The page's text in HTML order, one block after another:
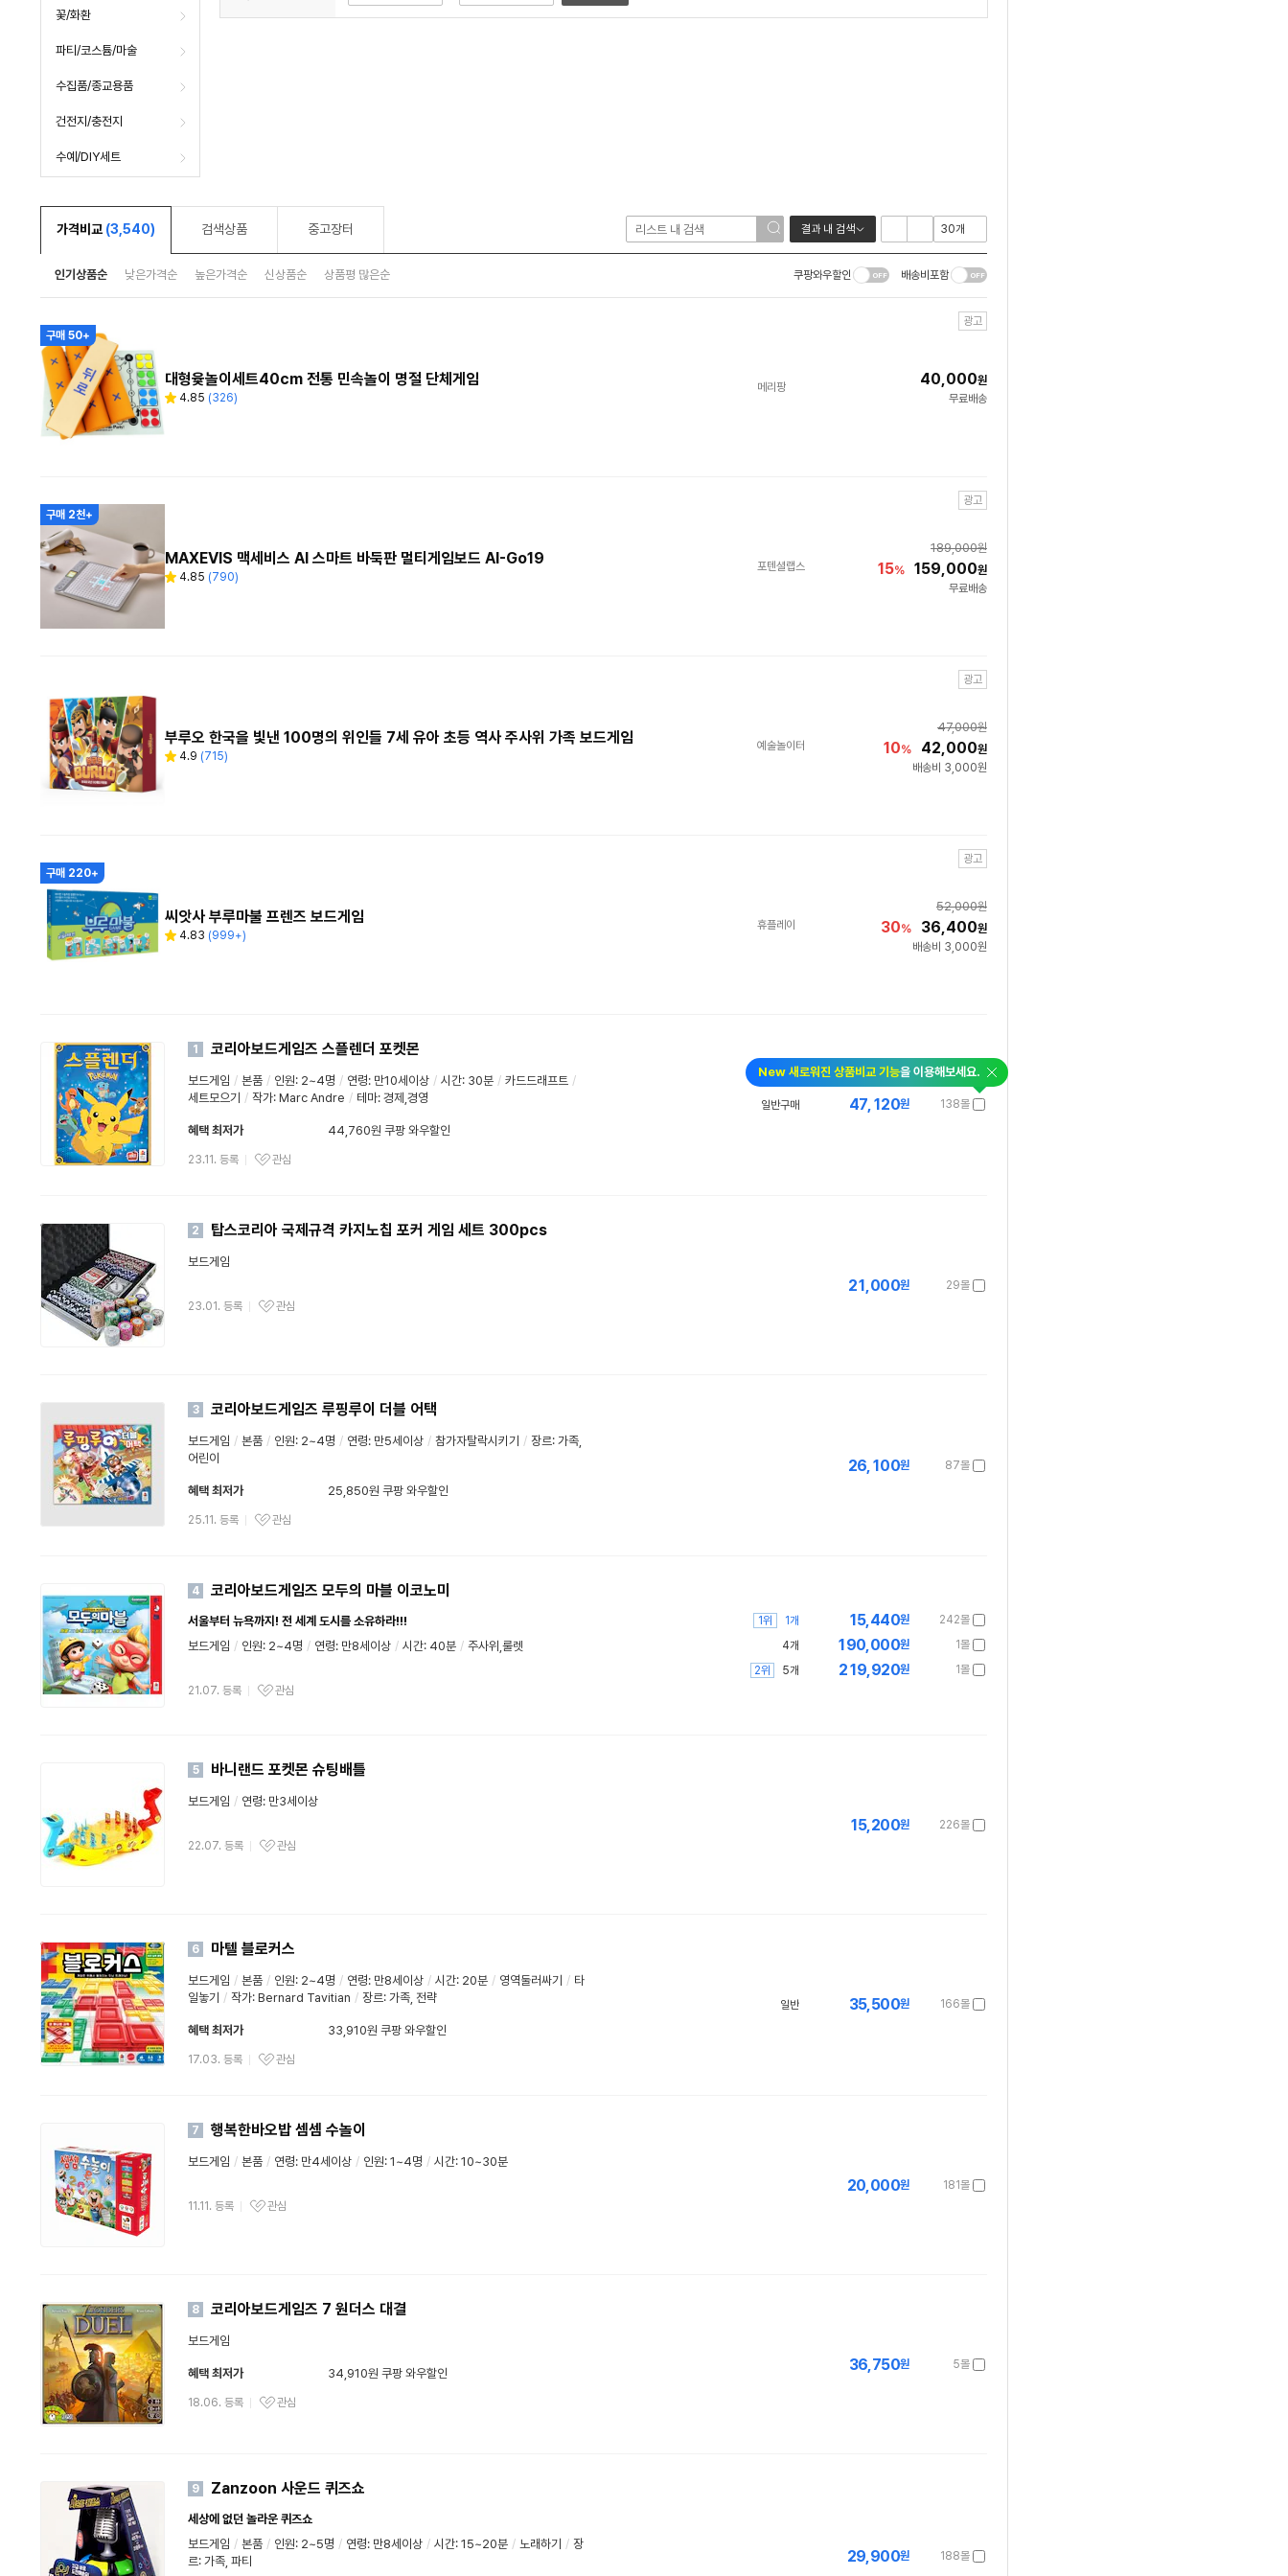
꽃/화환
파티/코스튬/마술
수집품/종교용품
건전지/충전지
수예/DIY세트
가격비교 (3,540) 검색상품 중고장터 결과 내 검색
인기상품순 낮은가격순 높은가격순 신상품순 상품평 많은순 쿠팡와우할인 배송비포함
광고
구매 50+
대형윷놀이세트40cm 전통 민속놀이 명절 단체게임
별 4.85
리
(326)
메리팡 40,000원
무료배송
광고
구매 2천+
MAXEVIS 맥세비스 AI 스마트 바둑판 멀티게임보드 AI-Go19
별 4.85
리
(790)
포텐셜랩스
189,000원
15% 159,000원
무료배송
광고
부루오 한국을 빛낸 100명의 위인들 7세 유아 초등 역사 주사위 가족 보드게임
별 4.9
리
(715)
예술놀이터
47,000원
10% 42,000원
배송비 3,000원
광고
구매 220+
씨앗사 부루마불 프렌즈 보드게임
별 4.83
리
(999+)
휴플레이
52,000원
30% 36,400원
배송비 3,000원
1 코리아보드게임즈 스플렌더 포켓몬
보드게임 / 본품 / 인원: 2~4명 / 연령: 만10세이상 / 시간: 30분 / 카드드래프트 /
세트모으기 / 작가: Marc Andre / 테마: 경제,경영
혜택 최저가 44,760원 쿠팡 와우할인
23.11. 등록 관심
New 새로워진 상품비교 기능을 이용해보세요. 닫
기
138몰
47,120원
일반구매
2 탑스코리아 국제규격 카지노칩 포커 게임 세트 300pcs
보드게임
23.01. 등록 관심
29몰
21,000원
3 코리아보드게임즈 루핑루이 더블 어택
보드게임 / 본품 / 인원: 2~4명 / 연령: 만5세이상 / 참가자탈락시키기 / 장르: 가족,
어린이
혜택 최저가 25,850원 쿠팡 와우할인
25.11. 등록 관심
87몰
26,100원
4 코리아보드게임즈 모두의 마블 이코노미
서울부터 뉴욕까지! 전 세계 도시를 소유하라!!!
보드게임 / 인원: 2~4명 / 연령: 만8세이상 / 시간: 40분 / 주사위,룰렛
21.07. 등록 관심
242몰
15,440원
1위
1개
1몰
190,000원
4개
1몰
219,920원
2위 5개
5 바니랜드 포켓몬 슈팅배틀
보드게임 / 연령: 만3세이상
22.07. 등록 관심
226몰
15,200원
6 마텔 블로커스
보드게임 / 본품 / 인원: 2~4명 / 연령: 만8세이상 / 시간: 20분 / 영역둘러싸기 / 타
일놓기 / 작가: Bernard Tavitian / 장르: 가족, 전략
혜택 최저가 33,910원 쿠팡 와우할인
17.03. 등록 관심
166몰
35,500원
일반
7 행복한바오밥 셈셈 수놀이
보드게임 / 본품 / 연령: 만4세이상 / 인원: 1~4명 / 시간: 10~30분
11.11. 등록 관심
181몰
20,000원
8 코리아보드게임즈 7 원더스 대결
보드게임
혜택 최저가 34,910원 쿠팡 와우할인
18.06. 등록 관심
5몰
36,750원
9 Zanzoon 사운드 퀴즈쇼
세상에 없던 놀라운 퀴즈쇼
보드게임 / 본품 / 인원: 2~5명 / 연령: 만8세이상 / 시간: 15~20분 / 노래하기 / 장
르: 가족, 파티
188몰
29,900원